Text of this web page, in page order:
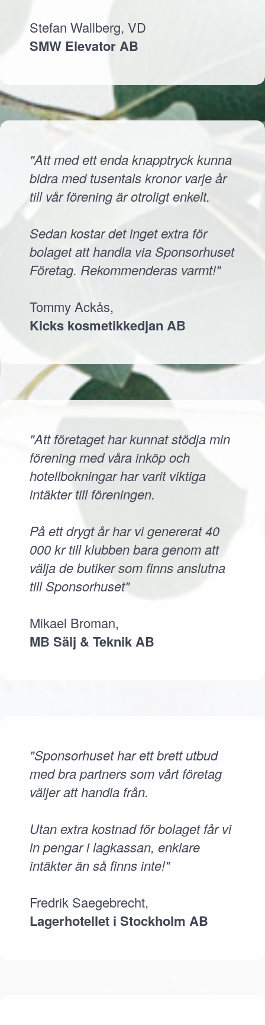
Stefan Wallberg, VD
SMW Elevator AB
"Att med ett enda knapptryck kunna
bidra med tusentals kronor varje år
till vår förening är otroligt enkelt.
Sedan kostar det inget extra för
bolaget att handla via Sponsorhuset
Företag. Rekommenderas varmt!"
Tommy Ackås,
Kicks kosmetikkedjan AB
"Att företaget har kunnat stödja min
förening med våra inköp och
hotellbokningar har varit viktiga
intäkter till föreningen.
På ett drygt år har vi genererat 40
000 kr till klubben bara genom att
välja de butiker som finns anslutna
till Sponsorhuset"
Mikael Broman,
MB Sälj & Teknik AB
"Sponsorhuset har ett brett utbud
med bra partners som vårt företag
väljer att handla från.
Utan extra kostnad för bolaget får vi
in pengar i lagkassan, enklare
intäkter än så finns inte!"
Fredrik Saegebrecht,
Lagerhotellet i Stockholm AB